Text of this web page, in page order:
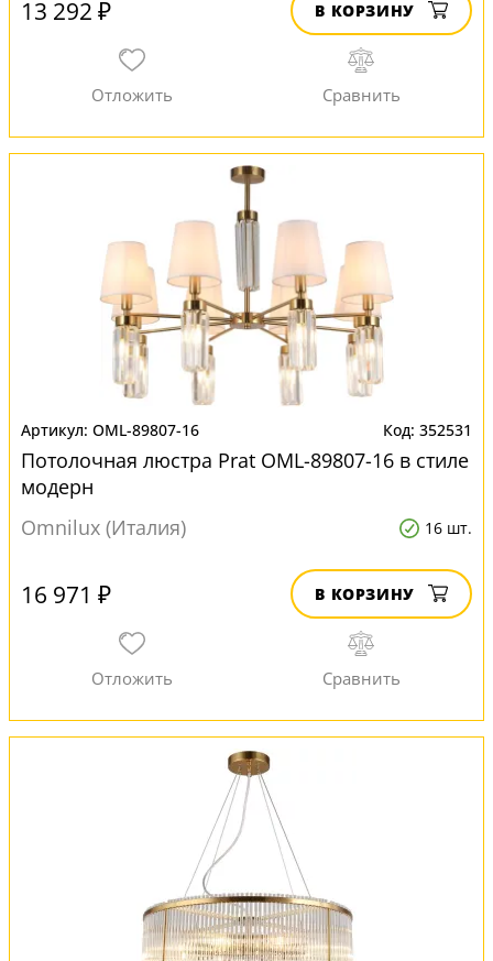
13 292 ₽ В КОРЗИНУ
OML-89807-16 352531
Потолочная люстра Prat OML-89807-16 в стиле
модерн
Omnilux (Италия)
16 шт.
16 971 ₽ В КОРЗИНУ